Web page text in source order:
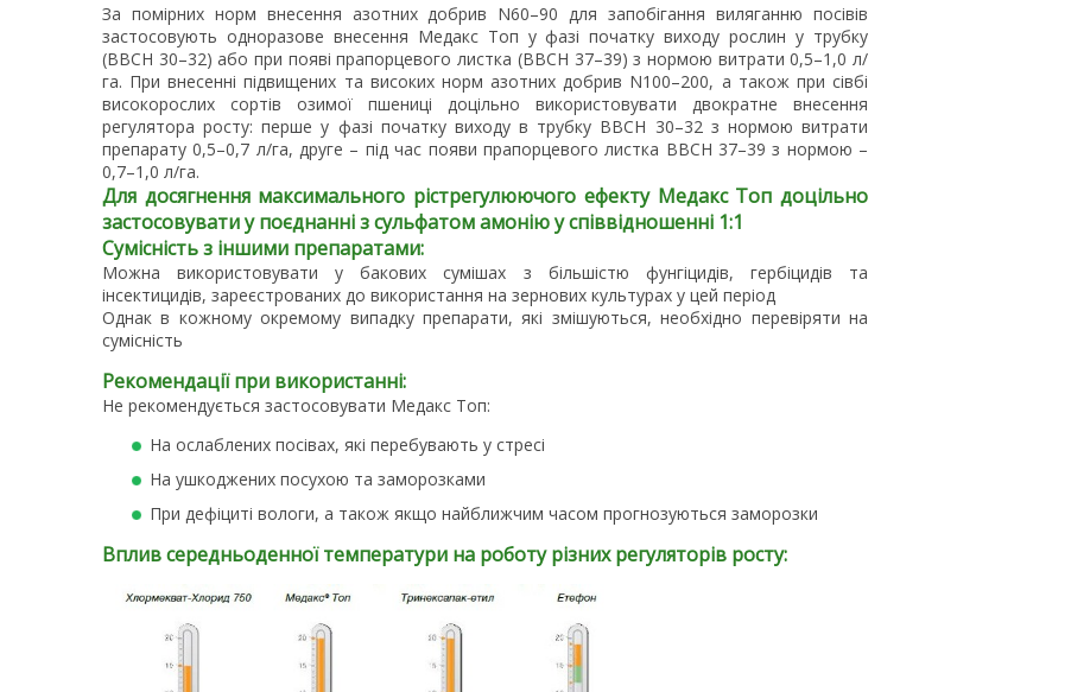
За помірних норм внесення азотних добрив N60–90 для запобігання виляганню посівів
застосовують одноразове внесення Медакс Топ у фазі початку виходу рослин у трубку
(ВВСН 30–32) або при появі прапорцевого листка (ВВСН 37–39) з нормою витрати 0,5–1,0 л/
га. При внесенні підвищених та високих норм азотних добрив N100–200, а також при сівбі
високорослих сортів озимої пшениці доцільно використовувати двократне внесення
регулятора росту: перше у фазі початку виходу в трубку ВВСН 30–32 з нормою витрати
препарату 0,5–0,7 л/га, друге – під час появи прапорцевого листка ВВСН 37–39 з нормою –
0,7–1,0 л/га.
Для досягнення максимального рістрегулюючого ефекту Медакс Топ доцільно
застосовувати у поєднанні з сульфатом амонію у співвідношенні 1:1
Сумісність з іншими препаратами:
Можна використовувати у бакових сумішах з більшістю фунгіцидів, гербіцидів та
інсектицидів, зареєстрованих до використання на зернових культурах у цей період
Однак в кожному окремому випадку препарати, які змішуються, необхідно перевіряти на
сумісність
Рекомендації при використанні:
Не рекомендується застосовувати Медакс Топ:
На ослаблених посiвах, які перебувають у стресі
На ушкоджених посухою та заморозками
При дефiцитi вологи, а також якщо найближчим часом прогнозуються заморозки
Вплив середньоденної температури на роботу різних регуляторів росту: